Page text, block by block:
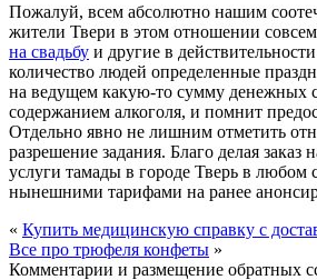
Пожалуй, всем абсолютно нашим
жители Твери в этом отношении
на свадьбу и другие в
количество людей определенные
на ведущем какую-то сумму денежных
содержанием алкоголя, и помнит
Отдельно явно не лишним отметить
разрешение задания. Благо делая
услуги тамады в городе Тверь в любом
нынешними тарифами на ранее
« Купить медицинскую справку с
Все про трюфеля конфеты »
Комментарии и размещение обратных